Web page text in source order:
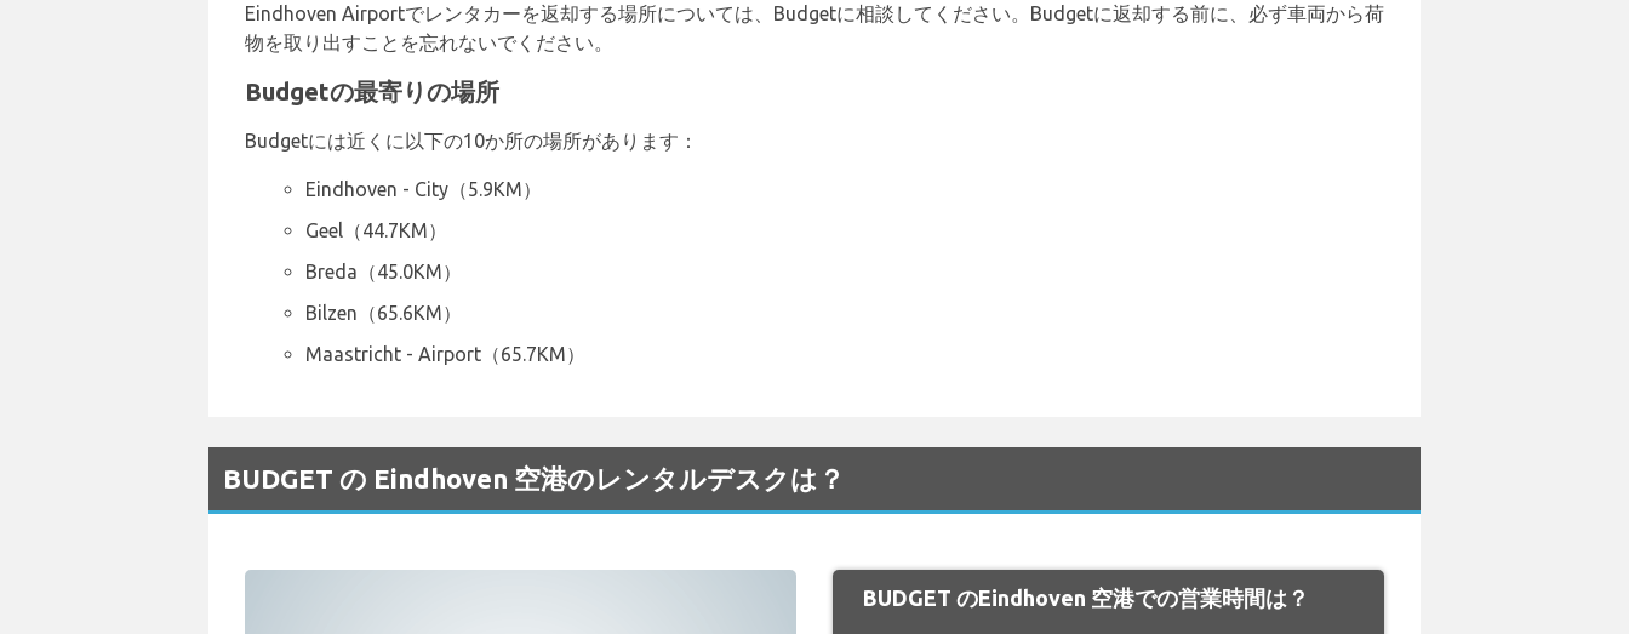
Eindhoven Airportでレンタカーを返却する場所については、Budgetに相談してください。Budgetに返却する前に、必ず車両から荷
物を取り出すことを忘れないでください。
Budgetの最寄りの場所
Budgetには近くに以下の10か所の場所があります：
Eindhoven - City（5.9KM）
Geel（44.7KM）
Breda（45.0KM）
Bilzen（65.6KM）
Maastricht - Airport（65.7KM）
BUDGET の Eindhoven 空港のレンタルデスクは？
BUDGET のEindhoven 空港での営業時間は？